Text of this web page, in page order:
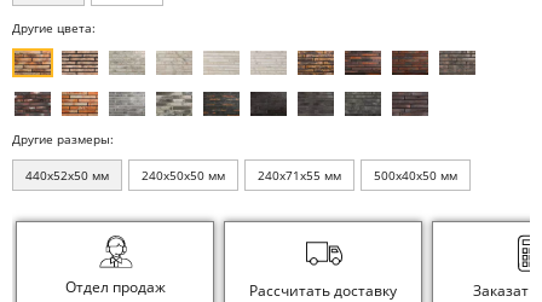
Другие цвета:
Другие размеры:
440x52x50 мм 240x50x50 мм 240x71x55 мм 500x40x50 мм
Отдел продаж Рассчитать доставку Заказать